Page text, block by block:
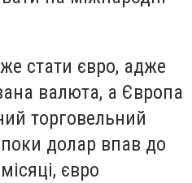
стати євро, адже
валюта, а Європа
торговельний
долар впав до
євро